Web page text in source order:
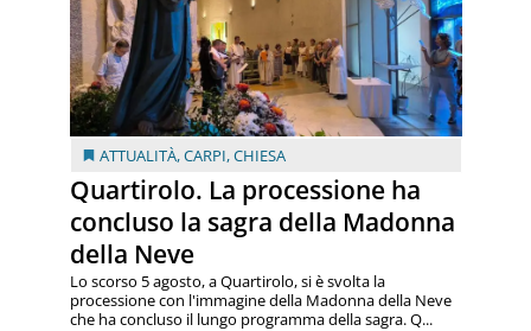
ATTUALITÀ,CARPI,CHIESA
Quartirolo. La processione ha
concluso la sagra della Madonna
della Neve
Lo scorso 5 agosto, a Quartirolo, si è svolta la
processione con l'immagine della Madonna della Neve
che ha concluso il lungo programma della sagra. Q...